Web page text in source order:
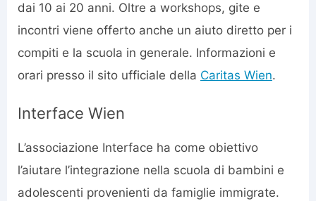
dai 10 ai 20 anni. Oltre a workshops, gite e
incontri viene offerto anche un aiuto diretto per i
compiti e la scuola in generale. Informazioni e
orari presso il sito ufficiale della Caritas Wien.
Interface Wien
L’associazione Interface ha come obiettivo
l’aiutare l’integrazione nella scuola di bambini e
adolescenti provenienti da famiglie immigrate.